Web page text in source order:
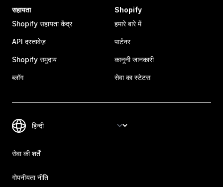
सहायता
Shopify सहायता केंद्र
API दस्तावेज़
Shopify समुदाय
ब्लॉग
Shopify
हमारे बारे में
पार्टनर
कानूनी जानकारी
सेवा का स्टेटस
सेवा की शर्तें
गोपनीयता नीति